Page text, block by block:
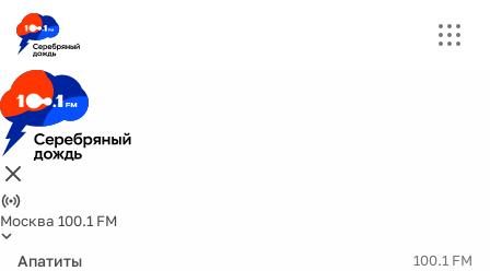
Москва 100.1 FM
Апатиты 100.1 FM